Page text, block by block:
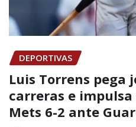
DEPORTIVAS
Luis Torrens pega
carreras e
Mets 6-2 ante